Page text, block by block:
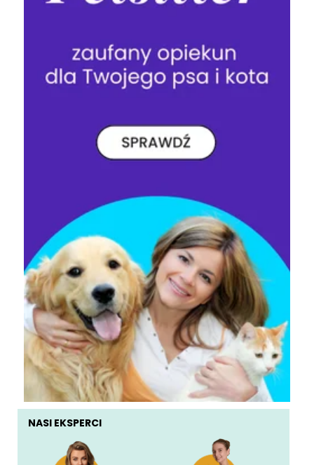
NASI EKSPERCI